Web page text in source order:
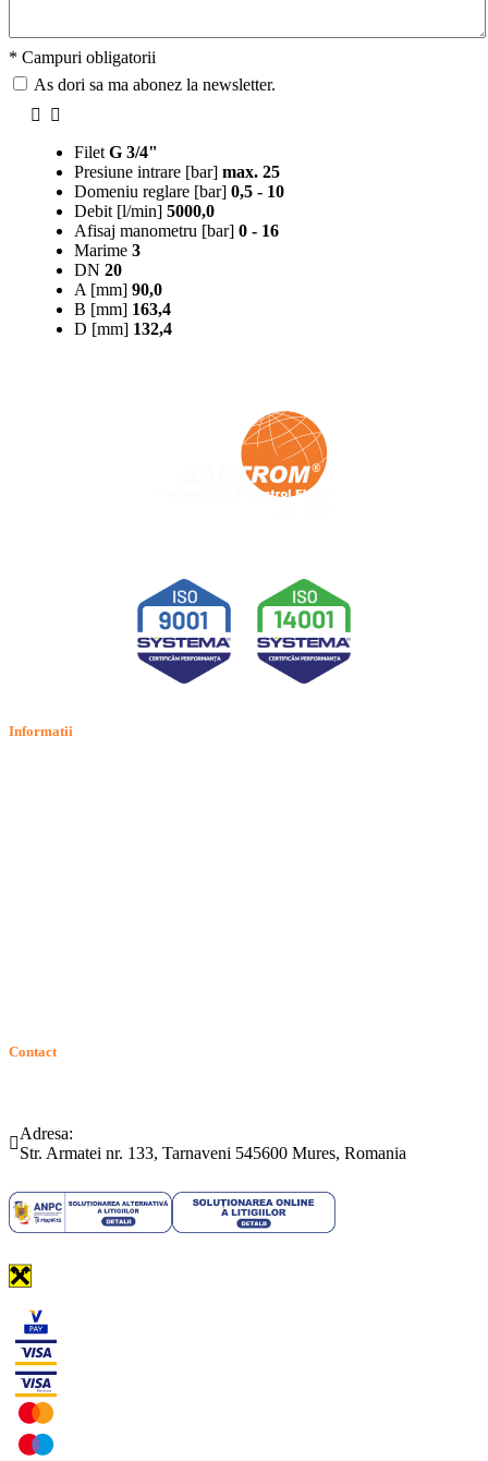
* Campuri obligatorii
As dori sa ma abonez la newsletter.
Filet G 3/4"
Presiune intrare [bar] max. 25
Domeniu reglare [bar] 0,5 - 10
Debit [l/min] 5000,0
Afisaj manometru [bar] 0 - 16
Marime 3
DN 20
A [mm] 90,0
B [mm] 163,4
D [mm] 132,4
Informatii
Contact
Adresa:
Str. Armatei nr. 133, Tarnaveni 545600 Mures, Romania